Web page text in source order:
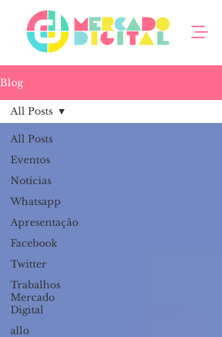
Blog
All Posts
Eventos
Noticias
Whatsapp
Apresentação
Facebook
Twitter
Trabalhos
Mercado
Digital
allo
All Posts